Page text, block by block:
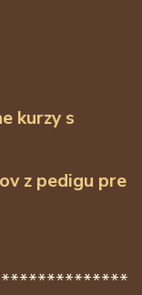
kurzy s
z pedigu pre